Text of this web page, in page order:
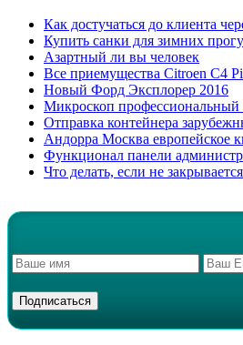
Как достучаться до клиента
Купить санки для зимних
Азартный ли вы человек
Все приемущества Сitroen C4
Новый Форд Эксплорер 2016
Микроскоп профессиональный
Отправка контейнера
Андорра Москва европейское
Функционал панели
Что делать, если не